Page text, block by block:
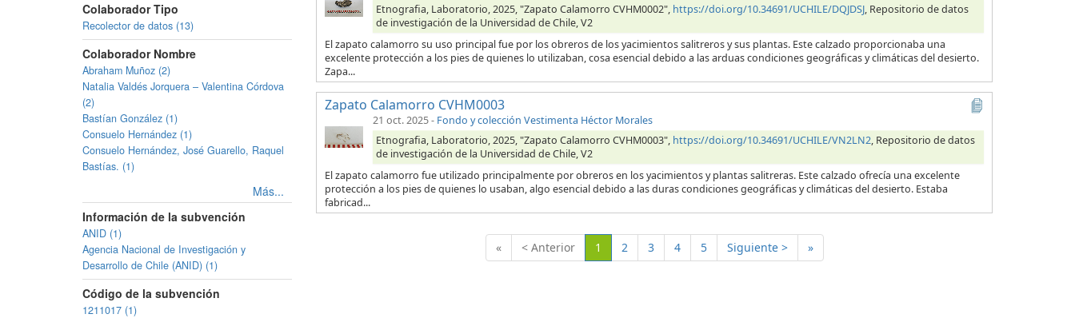
Colaborador Tipo
Recolector de datos (13)
Colaborador Nombre
Abraham Muñoz (2)
Natalia Valdés Jorquera – Valentina Córdova
(2)
Bastían González (1)
Consuelo Hernández (1)
Consuelo Hernández, José Guarello, Raquel
Bastías. (1)
Más...
Información de la subvención
ANID (1)
Agencia Nacional de Investigación y
Desarrollo de Chile (ANID) (1)
Código de la subvención
1211017 (1)
Etnografia, Laboratorio, 2025, "Zapato Calamorro CVHM0002", https://doi.org/10.34691/UCHILE/DQJDSJ, Repositorio de datos
de investigación de la Universidad de Chile, V2
El zapato calamorro su uso principal fue por los obreros de los yacimientos salitreros y sus plantas. Este calzado proporcionaba una
excelente protección a los pies de quienes lo utilizaban, cosa esencial debido a las arduas condiciones geográficas y climáticas del desierto.
Zapa...
Zapato Calamorro CVHM0003
21 oct. 2025- Fondo y colección Vestimenta Héctor Morales
Etnografia, Laboratorio, 2025, "Zapato Calamorro CVHM0003", https://doi.org/10.34691/UCHILE/VN2LN2, Repositorio de datos
de investigación de la Universidad de Chile, V2
El zapato calamorro fue utilizado principalmente por obreros en los yacimientos y plantas salitreras. Este calzado ofrecía una excelente
protección a los pies de quienes lo usaban, algo esencial debido a las duras condiciones geográficas y climáticas del desierto. Estaba
fabricad...
« < Anterior 1 (Actual)
2 3 4 5 Siguiente > »